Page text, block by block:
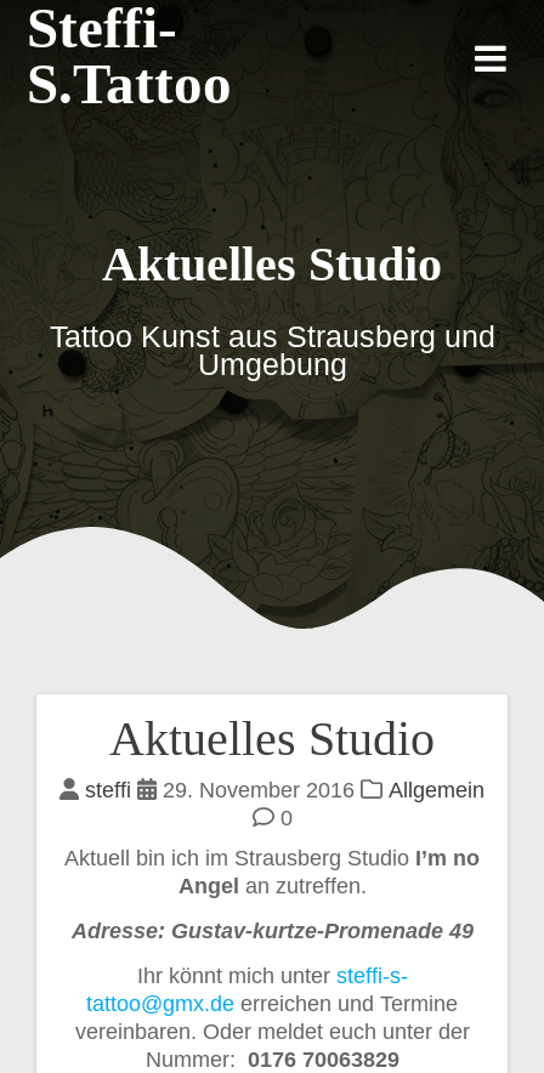
Steffi-
S.Tattoo
Aktuelles Studio
Tattoo Kunst aus Strausberg und
Umgebung
Aktuelles Studio
steffi 29. November 2016
Allgemein
0
Aktuell bin ich im Strausberg Studio I’m no
Angel an zutreffen.
Adresse: Gustav-kurtze-Promenade 49
Ihr könnt mich unter steffi-s-
tattoo@gmx.de erreichen und Termine
vereinbaren. Oder meldet euch unter der
Nummer: 0176 70063829
Beitragsnavigation